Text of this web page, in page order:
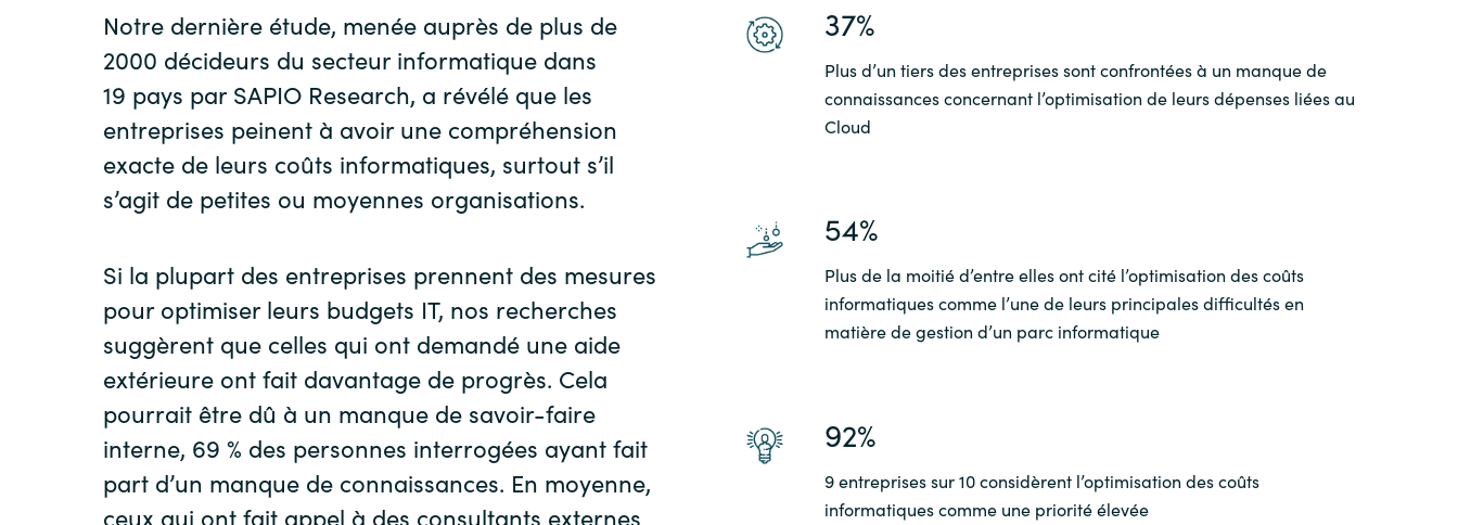
Notre dernière étude, menée auprès de plus de
2000 décideurs du secteur informatique dans
19 pays par SAPIO Research, a révélé que les
entreprises peinent à avoir une compréhension
exacte de leurs coûts informatiques, surtout s’il
s’agit de petites ou moyennes organisations.
Si la plupart des entreprises prennent des mesures
pour optimiser leurs budgets IT, nos recherches
suggèrent que celles qui ont demandé une aide
extérieure ont fait davantage de progrès. Cela
pourrait être dû à un manque de savoir-faire
interne, 69 % des personnes interrogées ayant fait
part d’un manque de connaissances. En moyenne,
ceux qui ont fait appel à des consultants externes
37%
Plus d’un tiers des entreprises sont confrontées à un manque de
connaissances concernant l’optimisation de leurs dépenses liées au
Cloud
54%
Plus de la moitié d’entre elles ont cité l’optimisation des coûts
informatiques comme l’une de leurs principales difficultés en
matière de gestion d’un parc informatique
92%
9 entreprises sur 10 considèrent l’optimisation des coûts
informatiques comme une priorité élevée